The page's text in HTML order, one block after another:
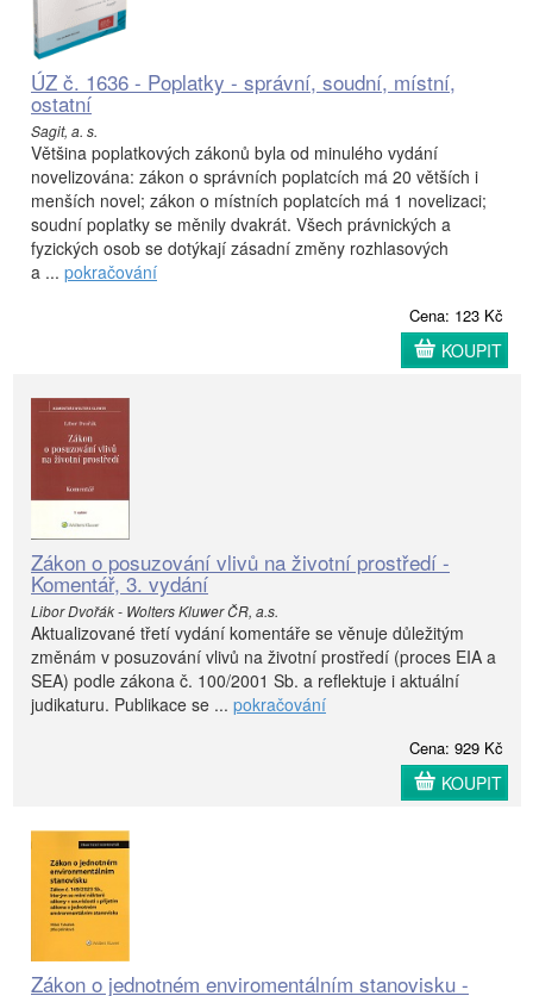
ÚZ č. 1636 - Poplatky - správní, soudní, místní,
ostatní
Sagit, a. s.
Většina poplatkových zákonů byla od minulého vydání
novelizována: zákon o správních poplatcích má 20 větších i
menších novel; zákon o místních poplatcích má 1 novelizaci;
soudní poplatky se měnily dvakrát. Všech právnických a
fyzických osob se dotýkají zásadní změny rozhlasových
a ... pokračování
Cena: 123 Kč
KOUPIT
Zákon o posuzování vlivů na životní prostředí -
Komentář, 3. vydání
Libor Dvořák - Wolters Kluwer ČR, a.s.
Aktualizované třetí vydání komentáře se věnuje důležitým
změnám v posuzování vlivů na životní prostředí (proces EIA a
SEA) podle zákona č. 100/2001 Sb. a reflektuje i aktuální
judikaturu. Publikace se ... pokračování
Cena: 929 Kč
KOUPIT
Zákon o jednotném enviromentálním stanovisku -